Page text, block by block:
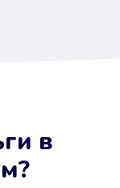
залоги
в
?